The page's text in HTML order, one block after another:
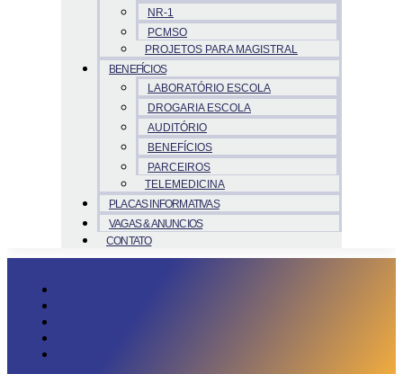
NR-1
PCMSO
PROJETOS PARA MAGISTRAL
BENEFÍCIOS
LABORATÓRIO ESCOLA
DROGARIA ESCOLA
AUDITÓRIO
BENEFÍCIOS
PARCEIROS
TELEMEDICINA
PLACAS INFORMATIVAS
VAGAS & ANUNCIOS
CONTATO